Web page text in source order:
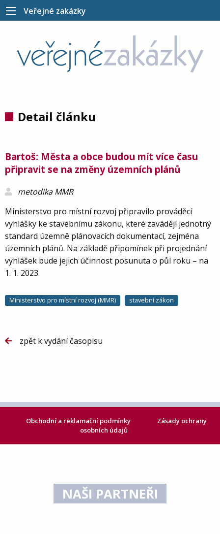
Veřejné zakázky
Detail článku
Bartoš: Města a obce budou mít více času
připravit se na změny územních plánů
metodika MMR
Ministerstvo pro místní rozvoj připravilo prováděcí
vyhlášky ke stavebnímu zákonu, které zavádějí jednotný
standard územně plánovacích dokumentací, zejména
územních plánů. Na základě připomínek při projednání
vyhlášek bude jejich účinnost posunuta o půl roku – na
1. 1. 2023.
Ministerstvo pro místní rozvoj (MMR) stavební zákon
zpět k vydání časopisu
Obchodní a reklamační podmínky
Zásady ochrany
osobních údajů
NAŠI PARTNEŘI